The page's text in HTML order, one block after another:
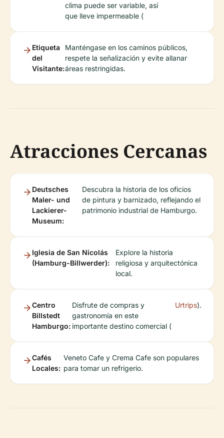
clima puede ser variable, así
que lleve impermeable (
Etiqueta
del
Visitante:
Manténgase en los caminos públicos,
respete la señalización y evite allanar
áreas restringidas.
Atracciones Cercanas
Deutsches
Maler- und
Lackierer-
Museum:
Descubra la historia de los oficios
de pintura y barnizado, reflejando el
patrimonio industrial de Hamburgo.
Iglesia de San Nicolás
(Hamburg-Billwerder):
Explore la historia
religiosa y arquitectónica
local.
Centro
Billstedt
Hamburgo:
Disfrute de compras y
gastronomía en este
importante destino comercial (
Urtrips).
Cafés
Locales:
Veneto Cafe y Crema Cafe son populares
para tomar un refrigerio.